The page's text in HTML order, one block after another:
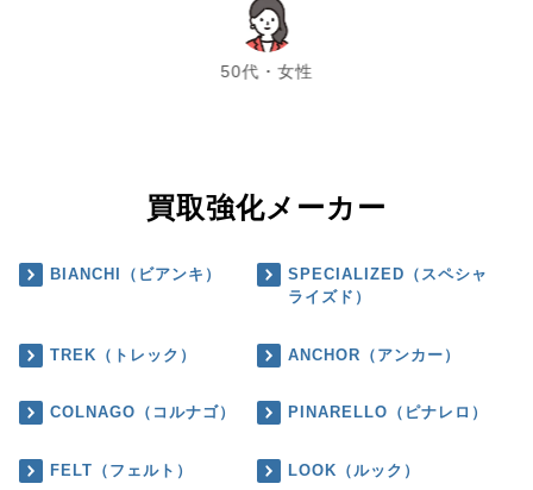
50代・女性
chevron_left chevron_right
買取強化メーカー
BIANCHI（ビアンキ）
SPECIALIZED（スペシャ
ライズド）
TREK（トレック） ANCHOR（アンカー）
COLNAGO（コルナゴ） PINARELLO（ピナレロ）
FELT（フェルト） LOOK（ルック）